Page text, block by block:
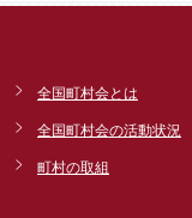
全国町村会とは
全国町村会の活動状況
町村の取組